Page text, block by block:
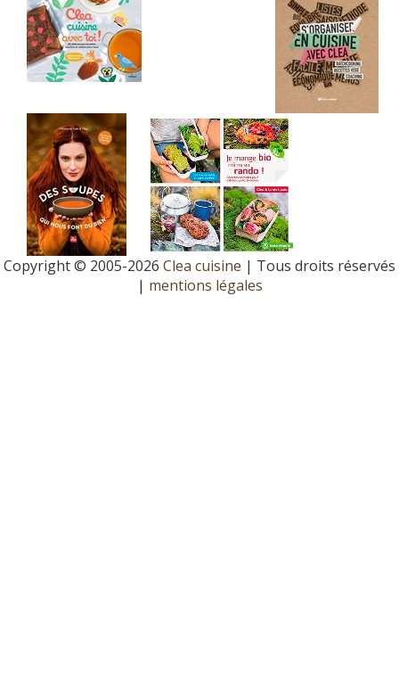
Copyright © 2005-2026 Clea cuisine | Tous droits réservés
| mentions légales